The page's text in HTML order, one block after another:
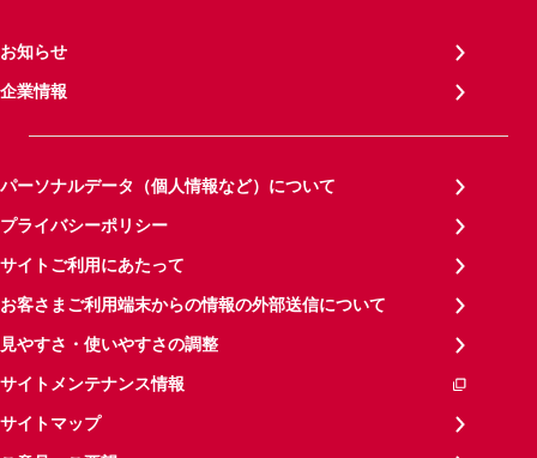
お知らせ
企業情報
パーソナルデータ（個人情報など）について
プライバシーポリシー
サイトご利用にあたって
お客さまご利用端末からの情報の外部送信について
見やすさ・使いやすさの調整
サイトメンテナンス情報
サイトマップ